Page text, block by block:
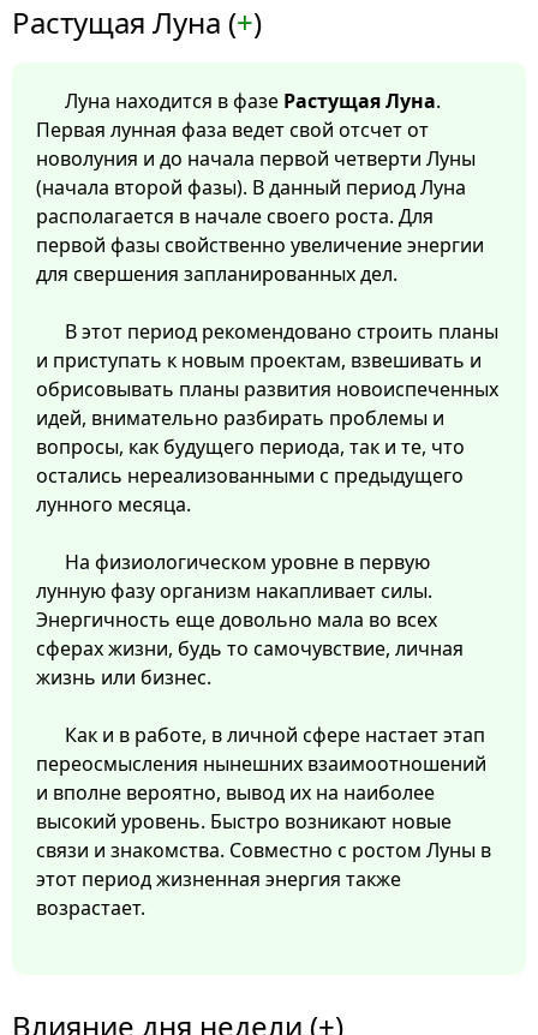
Растущая Луна (+)
Луна находится в фазе Растущая Луна.
Первая лунная фаза ведет свой отсчет от
новолуния и до начала первой четверти Луны
(начала второй фазы). В данный период Луна
располагается в начале своего роста. Для
первой фазы свойственно увеличение энергии
для свершения запланированных дел.
В этот период рекомендовано строить планы
и приступать к новым проектам, взвешивать и
обрисовывать планы развития новоиспеченных
идей, внимательно разбирать проблемы и
вопросы, как будущего периода, так и те, что
остались нереализованными с предыдущего
лунного месяца.
На физиологическом уровне в первую
лунную фазу организм накапливает силы.
Энергичность еще довольно мала во всех
сферах жизни, будь то самочувствие, личная
жизнь или бизнес.
Как и в работе, в личной сфере настает этап
переосмысления нынешних взаимоотношений
и вполне вероятно, вывод их на наиболее
высокий уровень. Быстро возникают новые
связи и знакомства. Совместно с ростом Луны в
этот период жизненная энергия также
возрастает.
Влияние дня недели (±)